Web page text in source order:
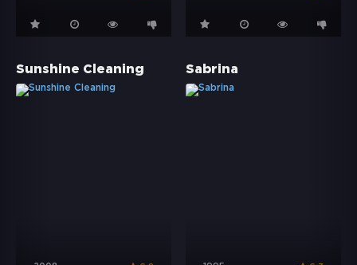
Sunshine Cleaning Sabrina